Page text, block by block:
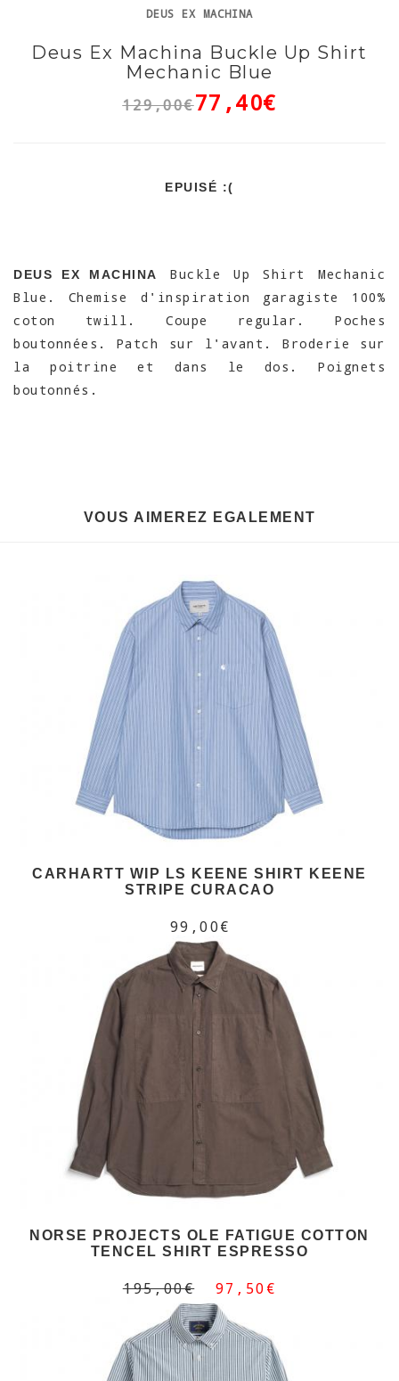
DEUS EX MACHINA
Deus Ex Machina Buckle Up Shirt
Mechanic Blue
129,00€77,40€
EPUISÉ :(
DEUS EX MACHINA
Buckle Up Shirt Mechanic
Blue. Chemise d'inspiration garagiste 100%
coton twill. Coupe regular. Poches
boutonnées. Patch sur l'avant. Broderie sur
la poitrine et dans le dos. Poignets
boutonnés.
VOUS AIMEREZ EGALEMENT
CARHARTT WIP LS KEENE SHIRT KEENE
STRIPE CURACAO
99,00€
NORSE PROJECTS OLE FATIGUE COTTON
TENCEL SHIRT ESPRESSO
195,00€ 97,50€